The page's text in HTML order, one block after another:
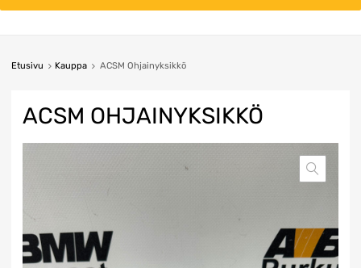
content
Etusivu Kauppa ACSM Ohjainyksikkö
ACSM OHJAINYKSIKKÖ